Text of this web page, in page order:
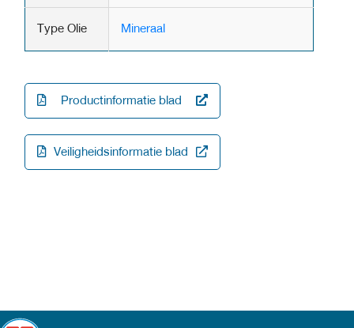
Type Olie Mineraal
Productinformatie blad
Veiligheidsinformatie blad